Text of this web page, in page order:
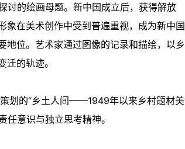
讨的绘画母题。新中国成立后，获得解放
象在美术创作中受到普遍重视，成为新中国
地位。艺术家通过图像的记录和描绘，以乡
的轨迹。
划的“乡土人间——1949年以来乡村题材美
意识与独立思考精神。